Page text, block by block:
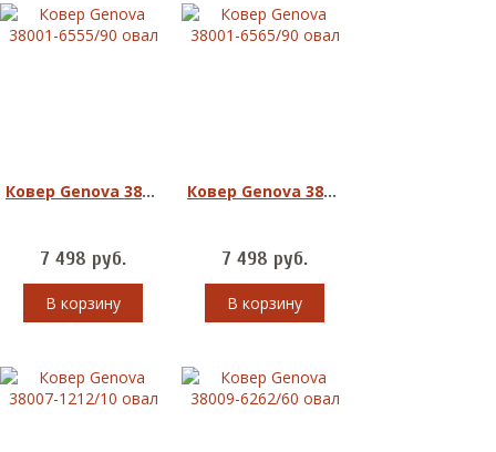
Ковер Genova 38001-6555/90 овал
7 498 руб.
В корзину
Ковер Genova 38001-6565/90 овал
7 498 руб.
В корзину